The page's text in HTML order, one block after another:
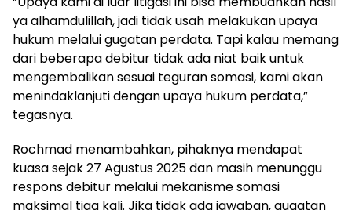
ya alhamdulillah, jadi tidak usah melakukan upaya
hukum melalui gugatan perdata. Tapi kalau memang
dari beberapa debitur tidak ada niat baik untuk
mengembalikan sesuai teguran somasi, kami akan
menindaklanjuti dengan upaya hukum perdata,”
tegasnya.
Rochmad menambahkan, pihaknya mendapat
kuasa sejak 27 Agustus 2025 dan masih menunggu
respons debitur melalui mekanisme somasi
maksimal tiga kali. Jika tidak ada jawaban, gugatan